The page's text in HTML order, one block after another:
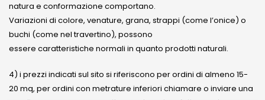
natura e conformazione comportano.
Variazioni di colore, venature, grana, strappi (come l’onice) o
buchi (come nel travertino), possono
essere caratteristiche normali in quanto prodotti naturali.
4) i prezzi indicati sul sito si riferiscono per ordini di almeno 15-
20 mq, per ordini con metrature inferiori chiamare o inviare una